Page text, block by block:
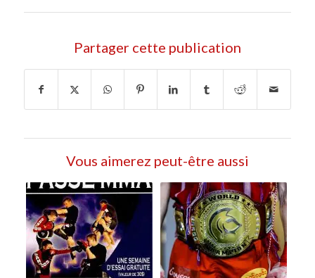
Partager cette publication
Vous aimerez peut-être aussi